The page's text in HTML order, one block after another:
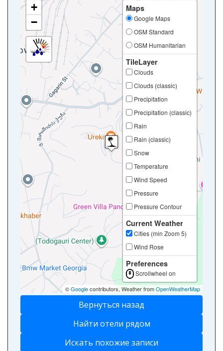
+
−
Maps
Google Maps
OSM Standard
OSM Humanitarian
TileLayer
Clouds
Clouds (classic)
Precipitation
Precipitation (classic)
Rain
Rain (classic)
Snow
Temperature
Wind Speed
Pressure
Pressure Contour
Current Weather
Cities (min Zoom 5)
Wind Rose
Preferences
Scrollwheel on
©Googlecontributors, Weather fromOpenWeatherMap
Вернуться назад
Найти отели рядом
Искать похожие записи